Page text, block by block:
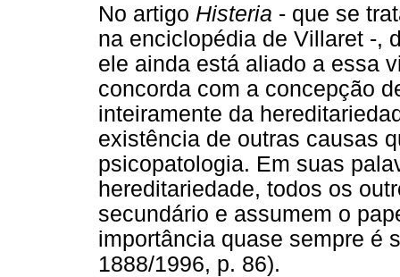
No artigo Histeria - que se
na enciclopédia de Villaret -,
ele ainda está aliado a essa
concorda com a concepção
inteiramente da
existência de outras causas
psicopatologia. Em suas
hereditariedade, todos os
secundário e assumem o
importância quase sempre é
1888/1996, p. 86).